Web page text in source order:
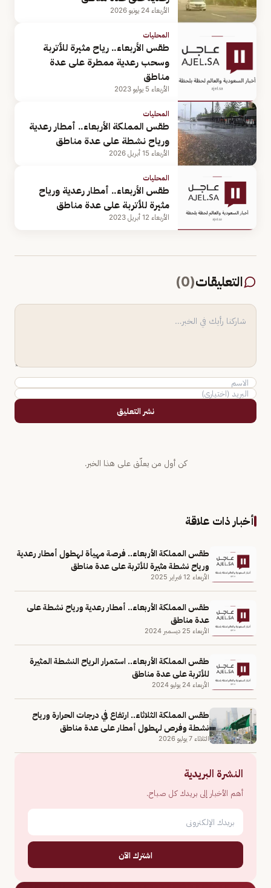
الأربعاء 24 يونيو 2026
المحليات
طقس الأربعاء.. رياح مثيرة للأتربة
وسحب رعدية ممطرة على عدة
مناطق
الأربعاء 5 يوليو 2023
المحليات
طقس المملكة الأربعاء.. أمطار رعدية
ورياح نشطة على عدة مناطق
الأربعاء 15 أبريل 2026
المحليات
طقس الأربعاء.. أمطار رعدية ورياح
مثيرة للأتربة على عدة مناطق
الأربعاء 12 أبريل 2023
التعليقات(
0
)
نشر التعليق
كن أول من يعلّق على هذا الخبر.
أخبار ذات علاقة
طقس المملكة الأربعاء.. فرصة مهيأة لهطول أمطار رعدية
ورياح نشطة مثيرة للأتربة على عدة مناطق
الأربعاء 12 فبراير 2025
طقس المملكة الأربعاء.. أمطار رعدية ورياح نشطة على
عدة مناطق
الأربعاء 25 ديسمبر 2024
طقس المملكة الأربعاء.. استمرار الرياح النشطة المثيرة
للأتربة على عدة مناطق
الأربعاء 24 يوليو 2024
طقس المملكة الثلاثاء.. ارتفاع في درجات الحرارة ورياح
نشطة وفرص لهطول أمطار على عدة مناطق
الثلاثاء 7 يوليو 2026
النشرة البريدية
أهم الأخبار إلى بريدك كل صباح.
اشترك الآن